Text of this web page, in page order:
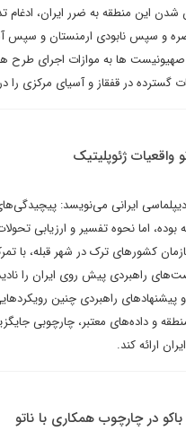
شدن این منطقه به ضرر ایران،
و سپس نابودی ارمنستان و سپس
ها به موازات اجرای طرح
در قفقاز و آسیای مرکزی را در
ژئوپلیتیک
ایرانی می‌نویسد:
بوده، اما نحوه تفسیر و ارزیابی
کشورهای ترک در شهر قبله، با
راهبردی پیش روی ایران را
راهبردی چنین
و داده‌های معتبر، چارچوبی
ارائه کند.
در چارچوب همکاری با ناتو